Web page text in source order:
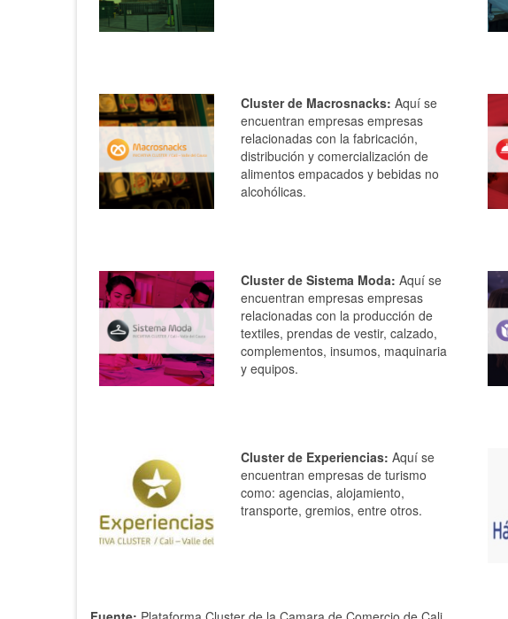
Cluster de Macrosnacks: Aquí se
encuentran empresas empresas
relacionadas con la fabricación,
distribución y comercialización de
alimentos empacados y bebidas no
alcohólicas.
Cluster de Sistema Moda: Aquí se
encuentran empresas empresas
relacionadas con la producción de
textiles, prendas de vestir, calzado,
complementos, insumos, maquinaria
y equipos.
Cluster de Experiencias: Aquí se
encuentran empresas de turismo
como: agencias, alojamiento,
transporte, gremios, entre otros.